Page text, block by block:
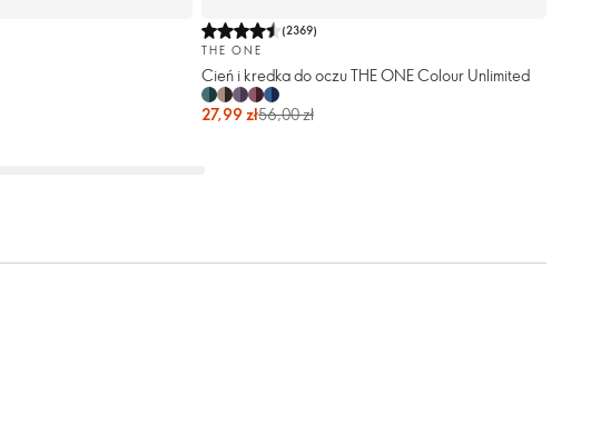
(2369)
THE ONE
Cień i kredka do oczu THE ONE Colour Unlimited
27,99 zł56,00 zł